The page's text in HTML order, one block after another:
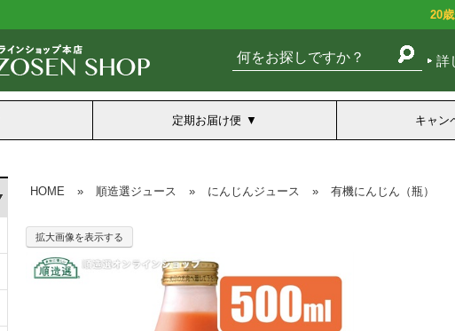
20
詳
定期お届け便 キャン
HOME » 順造選ジュース » にんじんジュース » 有機にんじん（瓶）
拡大画像を表示する